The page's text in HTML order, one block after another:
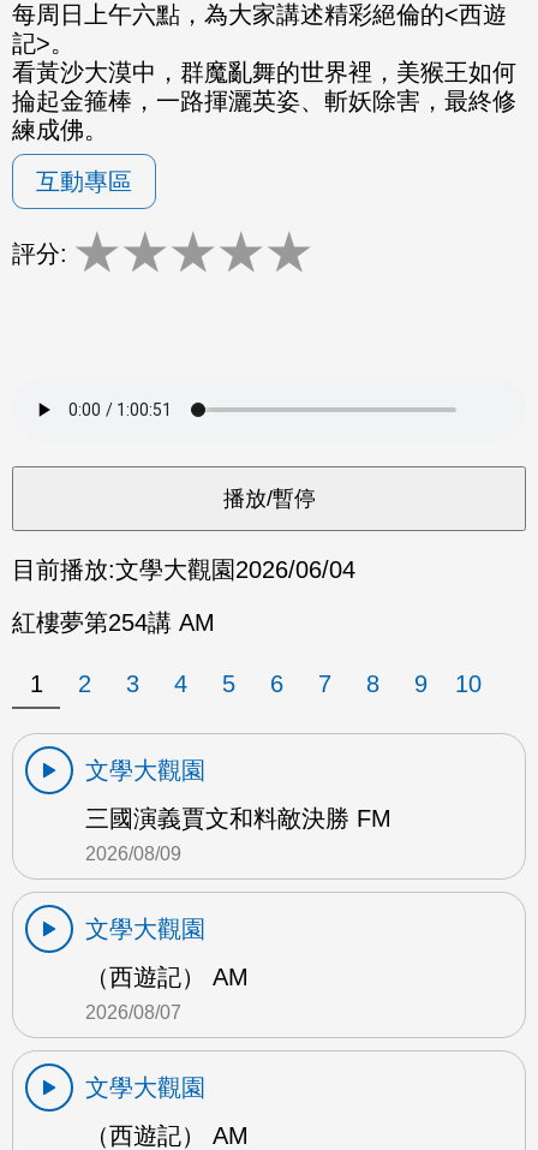
每周日上午六點，為大家講述精彩絕倫的<西遊
記>。
看黃沙大漠中，群魔亂舞的世界裡，美猴王如何
掄起金箍棒，一路揮灑英姿、斬妖除害，最終修
練成佛。
互動專區
評分: ★★★★★
目前播放:文學大觀園2026/06/04
紅樓夢第254講 AM
1 2 3 4 5 6 7 8 9 10
文學大觀園
三國演義賈文和料敵決勝 FM
2026/08/09
文學大觀園
（西遊記） AM
2026/08/07
文學大觀園
（西遊記） AM